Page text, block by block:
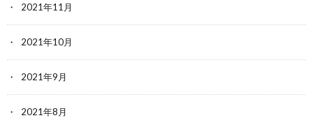
2021年11月
2021年10月
2021年9月
2021年8月